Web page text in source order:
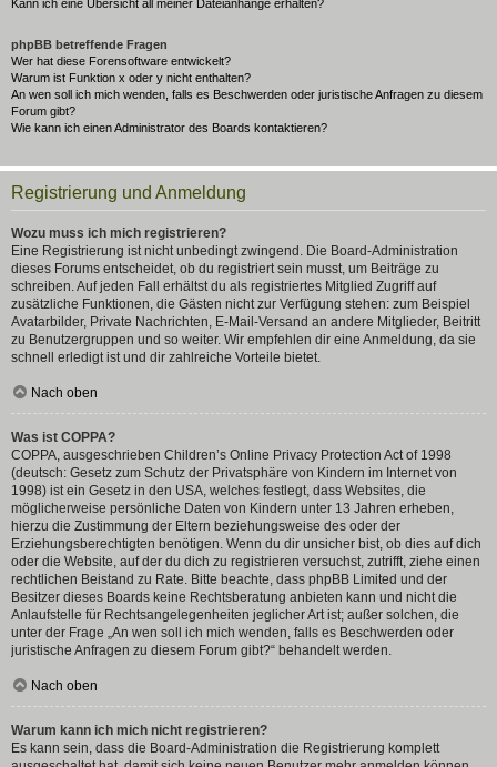
Kann ich eine Übersicht all meiner Dateianhänge erhalten?
phpBB betreffende Fragen
Wer hat diese Forensoftware entwickelt?
Warum ist Funktion x oder y nicht enthalten?
An wen soll ich mich wenden, falls es Beschwerden oder juristische Anfragen zu diesem
Forum gibt?
Wie kann ich einen Administrator des Boards kontaktieren?
Registrierung und Anmeldung
Wozu muss ich mich registrieren?
Eine Registrierung ist nicht unbedingt zwingend. Die Board-Administration
dieses Forums entscheidet, ob du registriert sein musst, um Beiträge zu
schreiben. Auf jeden Fall erhältst du als registriertes Mitglied Zugriff auf
zusätzliche Funktionen, die Gästen nicht zur Verfügung stehen: zum Beispiel
Avatarbilder, Private Nachrichten, E-Mail-Versand an andere Mitglieder, Beitritt
zu Benutzergruppen und so weiter. Wir empfehlen dir eine Anmeldung, da sie
schnell erledigt ist und dir zahlreiche Vorteile bietet.
Nach oben
Was ist COPPA?
COPPA, ausgeschrieben Children’s Online Privacy Protection Act of 1998
(deutsch: Gesetz zum Schutz der Privatsphäre von Kindern im Internet von
1998) ist ein Gesetz in den USA, welches festlegt, dass Websites, die
möglicherweise persönliche Daten von Kindern unter 13 Jahren erheben,
hierzu die Zustimmung der Eltern beziehungsweise des oder der
Erziehungsberechtigten benötigen. Wenn du dir unsicher bist, ob dies auf dich
oder die Website, auf der du dich zu registrieren versuchst, zutrifft, ziehe einen
rechtlichen Beistand zu Rate. Bitte beachte, dass phpBB Limited und der
Besitzer dieses Boards keine Rechtsberatung anbieten kann und nicht die
Anlaufstelle für Rechtsangelegenheiten jeglicher Art ist; außer solchen, die
unter der Frage „An wen soll ich mich wenden, falls es Beschwerden oder
juristische Anfragen zu diesem Forum gibt?“ behandelt werden.
Nach oben
Warum kann ich mich nicht registrieren?
Es kann sein, dass die Board-Administration die Registrierung komplett